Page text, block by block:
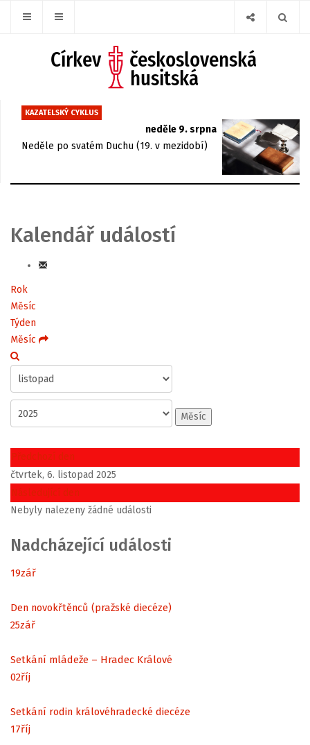
KAZATELSKÝ CYKLUS
neděle 9. srpna
Neděle po svatém Duchu (19. v mezidobí)
Kalendář událostí
Rok
Měsíc
Týden
Měsíc
Měsíc
Předchozí den
čtvrtek, 6. listopad 2025
Následující den
Nebyly nalezeny žádné události
Nadcházející události
19zář
Den novokřtěnců (pražské diecéze)
25zář
Setkání mládeže – Hradec Králové
02říj
Setkání rodin královéhradecké diecéze
17říj